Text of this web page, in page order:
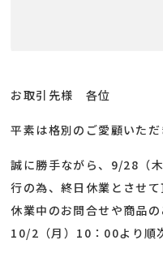
お取引先様 各位
平素は格別のご愛顧いただ
誠に勝手ながら、9/28（
行の為、終日休業とさせて
休業中のお問合せや商品の
10/2（月）10：00より順